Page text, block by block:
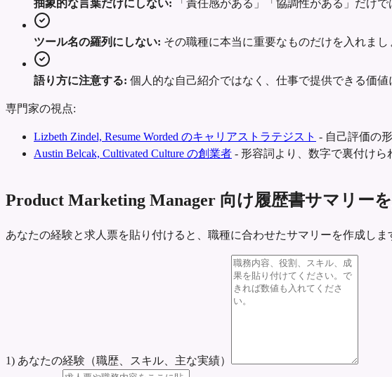
抽象的な言葉だけにしない: 「責任感がある」「協調性がある」だけ
ツール名の羅列にしない: その職種に本当に重要なものだけを入れまし
語り方に注意する: 個人的な自己紹介ではなく、仕事で提供できる価値
専門家の視点:
Lizbeth Zindel, Resume Worded のキャリアストラテジスト - 自己評価の
Austin Belcak, Cultivated Culture の創業者 - 形容詞より、数字で裏付けら
Product Marketing Manager 向け履歴書サマリー
あなたの経験と求人票を貼り付けると、職種に合わせたサマリーを作成しま
1) あなたの経験（職歴、スキル、主な実績）